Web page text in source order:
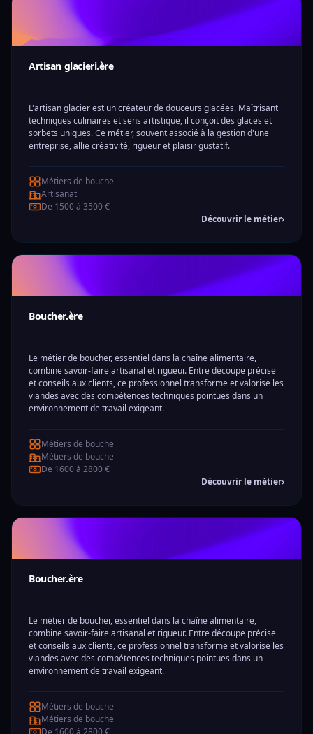
Artisan glacieri.ère
L'artisan glacier est un créateur de douceurs glacées. Maîtrisant
techniques culinaires et sens artistique, il conçoit des glaces et
sorbets uniques. Ce métier, souvent associé à la gestion d'une
entreprise, allie créativité, rigueur et plaisir gustatif.
Métiers de bouche
Artisanat
De 1500 à 3500 €
Découvrir le métier›
Boucher.ère
Le métier de boucher, essentiel dans la chaîne alimentaire,
combine savoir-faire artisanal et rigueur. Entre découpe précise
et conseils aux clients, ce professionnel transforme et valorise les
viandes avec des compétences techniques pointues dans un
environnement de travail exigeant.
Métiers de bouche
Métiers de bouche
De 1600 à 2800 €
Découvrir le métier›
Boucher.ère
Le métier de boucher, essentiel dans la chaîne alimentaire,
combine savoir-faire artisanal et rigueur. Entre découpe précise
et conseils aux clients, ce professionnel transforme et valorise les
viandes avec des compétences techniques pointues dans un
environnement de travail exigeant.
Métiers de bouche
Métiers de bouche
De 1600 à 2800 €